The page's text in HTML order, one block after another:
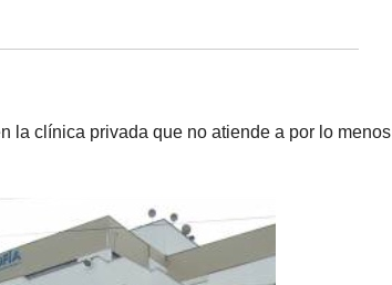
la clínica privada que no atiende a por lo menos